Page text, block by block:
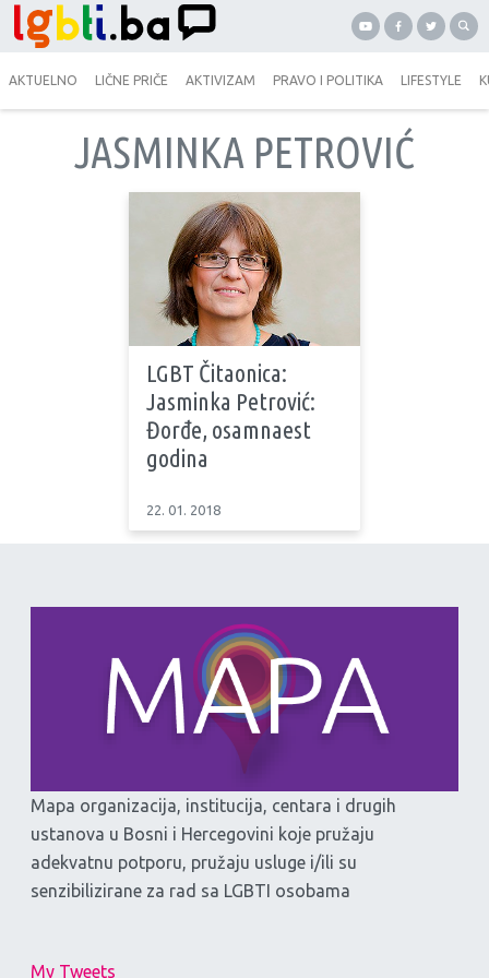
AKTUELNO LIČNE PRIČE AKTIVIZAM PRAVO I POLITIKA LIFESTYLE
JASMINKA PETROVIĆ
LGBT Čitaonica:
Jasminka Petrović:
Đorđe, osamnaest
godina
22. 01. 2018
Mapa organizacija, institucija, centara i drugih
ustanova u Bosni i Hercegovini koje pružaju
adekvatnu potporu, pružaju usluge i/ili su
senzibilizirane za rad sa LGBTI osobama
My Tweets